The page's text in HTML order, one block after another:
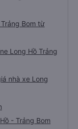
Bom từ
Long Hồ Trảng
nhà xe Long
- Trảng Bom